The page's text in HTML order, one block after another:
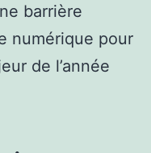
barrière
numérique pour
de l’année